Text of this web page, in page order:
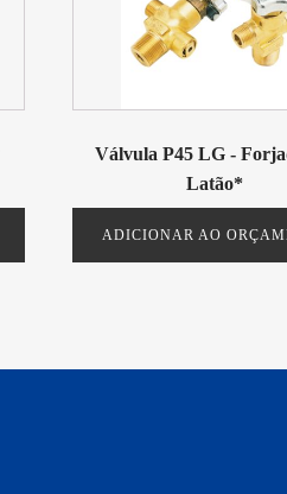
Válvula P45 LG -
Latão*
ADICIONAR AO